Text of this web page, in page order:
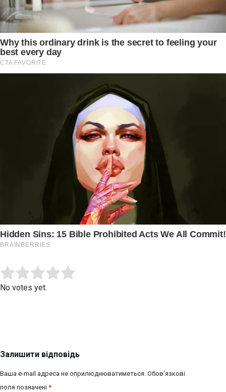
Rate this item:
No votes yet.
Залишити відповідь
Ваша e-mail адреса не оприлюднюватиметься. Обов’язкові
поля позначені *